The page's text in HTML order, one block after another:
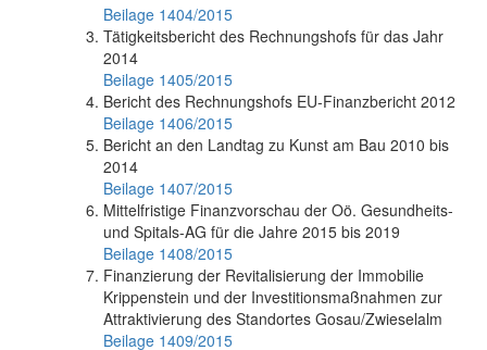
Beilage 1404/2015
Tätigkeitsbericht des Rechnungshofs für das Jahr
2014
Beilage 1405/2015
Bericht des Rechnungshofs EU-Finanzbericht 2012
Beilage 1406/2015
Bericht an den Landtag zu Kunst am Bau 2010 bis
2014
Beilage 1407/2015
Mittelfristige Finanzvorschau der Oö. Gesundheits-
und Spitals-AG für die Jahre 2015 bis 2019
Beilage 1408/2015
Finanzierung der Revitalisierung der Immobilie
Krippenstein und der Investitionsmaßnahmen zur
Attraktivierung des Standortes Gosau/Zwieselalm
Beilage 1409/2015